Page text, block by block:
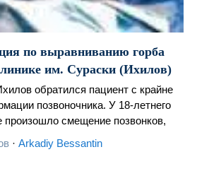
по выравниванию горба
им. Сураски (Ихилов)
обратился пациент с крайне
позвоночника. У 18-летнего
смещение позвонков,
лечение в Израиле…
· Arkadiy Bessantin